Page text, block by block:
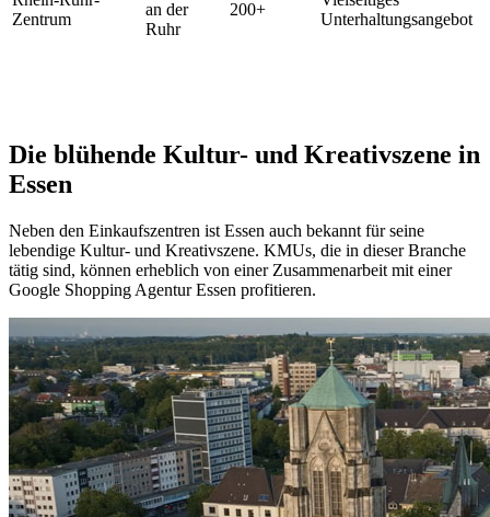
Zentrum
an der
Ruhr
200+
Unterhaltungsangebot
Die blühende Kultur- und Kreativszene in
Essen
Neben den Einkaufszentren ist Essen auch bekannt für seine
lebendige Kultur- und Kreativszene. KMUs, die in dieser Branche
tätig sind, können erheblich von einer Zusammenarbeit mit einer
Google Shopping Agentur Essen profitieren.